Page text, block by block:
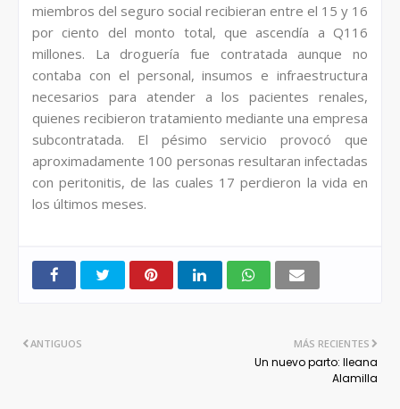
miembros del seguro social recibieran entre el 15 y 16
por ciento del monto total, que ascendía a Q116
millones. La droguería fue contratada aunque no
contaba con el personal, insumos e infraestructura
necesarios para atender a los pacientes renales,
quienes recibieron tratamiento mediante una empresa
subcontratada. El pésimo servicio provocó que
aproximadamente 100 personas resultaran infectadas
con peritonitis, de las cuales 17 perdieron la vida en
los últimos meses.
MÁS RECIENTES
Un nuevo parto: Ileana
Alamilla
ANTIGUOS